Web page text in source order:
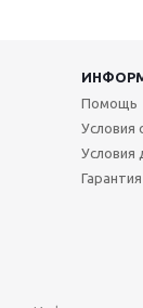
Помощь
Условия
Условия